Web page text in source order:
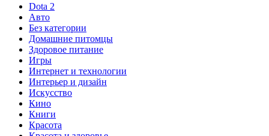
Dota 2
Авто
Без категории
Домашние питомцы
Здоровое питание
Игры
Интернет и технологии
Интерьер и дизайн
Искусство
Кино
Книги
Красота